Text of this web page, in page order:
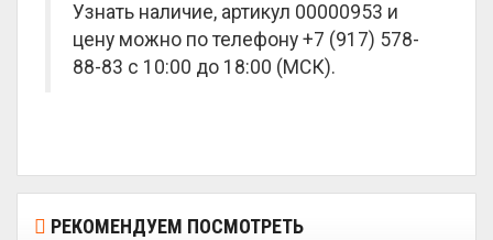
Узнать наличие, артикул 00000953 и
цену можно по телефону +7 (917) 578-
88-83 с 10:00 до 18:00 (МСК).
РЕКОМЕНДУЕМ ПОСМОТРЕТЬ